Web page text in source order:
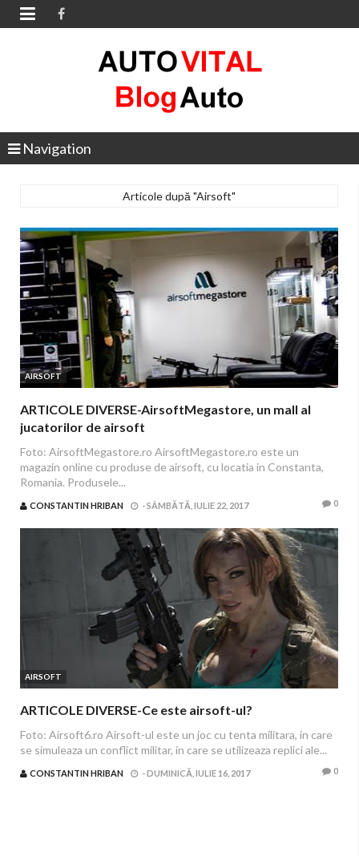

Navigation
Articole după "Airsoft"
AIRSOFT
ARTICOLE DIVERSE-AirsoftMegastore, un mall al
jucatorilor de airsoft
Foto: AirsoftMegastore.ro AirsoftMegastore.ro este un
magazin online cu produse de airsoft, cu locatia in Constanta,
Romania. Produsele...
CONSTANTIN HRIBAN -SÂMBĂTĂ, IULIE 22, 2017 0
AIRSOFT
ARTICOLE DIVERSE-Ce este airsoft-ul?
Foto: Airsoft6.ro Airsoft-ul este un joc cu tenta militara, in care
se simuleaza un conflict militar, in care se utilizeaza replici ale...
CONSTANTIN HRIBAN -DUMINICĂ, IULIE 16, 2017 0